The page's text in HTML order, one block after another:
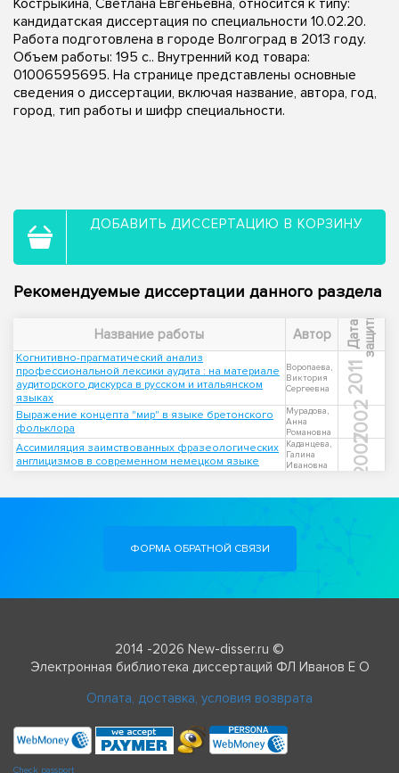
кандидатская диссертация по специальности 10.02.20.
Работа подготовлена в городе Волгоград в 2013 году.
Объем работы: 195 с.. Внутренний код товара:
01006595695. На странице представлены основные
сведения о диссертации, включая название, автора, год,
город, тип работы и шифр специальности.
ДОБАВИТЬ ДИССЕРТАЦИЮ В КОРЗИНУ
Рекомендуемые диссертации данного раздела
Название работы Автор Д
а
т
а
з
а
щ
и
т ы
Когнитивно-прагматический анализ
профессиональной лексики аудита : на материале
аудиторского дискурса в русском и итальянском
языках
Воропаева,
Виктория
Сергеевна
2011
Выражение концепта "мир" в языке бретонского
фольклора
Мурадова,
Анна
Романовна
2002
Ассимиляция заимствованных фразеологических
англицизмов в современном немецком языке
Каданцева,
Галина
Ивановна
2007
ФОРМА ОБРАТНОЙ СВЯЗИ
2014 -2026 New-disser.ru ©
Электронная библиотека диссертаций ФЛ Иванов Е О
Оплата, доставка, условия возврата
Check passport